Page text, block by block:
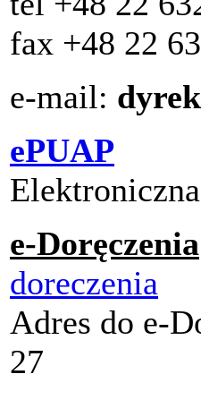
fax +48 22
e-mail:
ePUAP
e-Doręczenia
doreczenia
Adres do e-
27